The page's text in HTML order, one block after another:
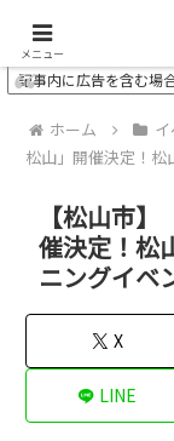
＼ 松山の
記事内に広告を含む場
ホーム
松山」開催決定！松
【松山市
催決定！松
ニングイベ
X
LINE
メニュー